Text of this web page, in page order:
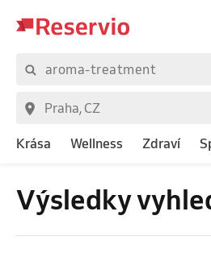
Krása Wellness Zdraví
Výsledky